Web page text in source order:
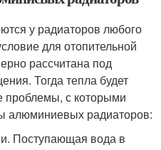
у радиаторов любого
для отопительной
рассчитана под
Тогда тепла будет
проблемы, с которыми
алюминиевых радиаторов:
Поступающая вода в